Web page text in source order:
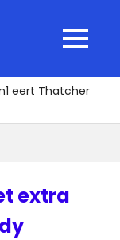
MENU
eert Thatcher
extra